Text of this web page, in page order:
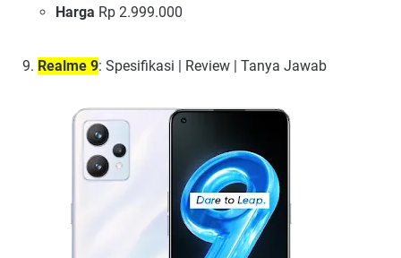
Harga Rp 2.999.000
Realme 9: Spesifikasi | Review | Tanya Jawab